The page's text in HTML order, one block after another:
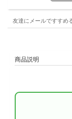
友達にメールですすめ
商品説明